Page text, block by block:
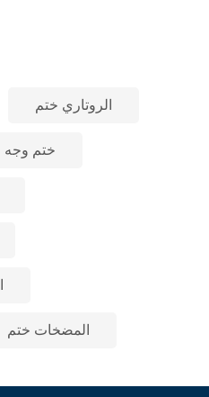
الروتاري ختم
ختم وجه
المضخات ختم